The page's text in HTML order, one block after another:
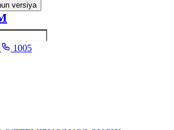
versiya
1005